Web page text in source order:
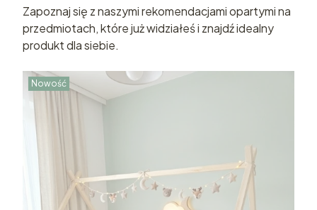
Zapoznaj się z naszymi rekomendacjami opartymi na
przedmiotach, które już widziałeś i znajdź idealny
produkt dla siebie.
Nowość